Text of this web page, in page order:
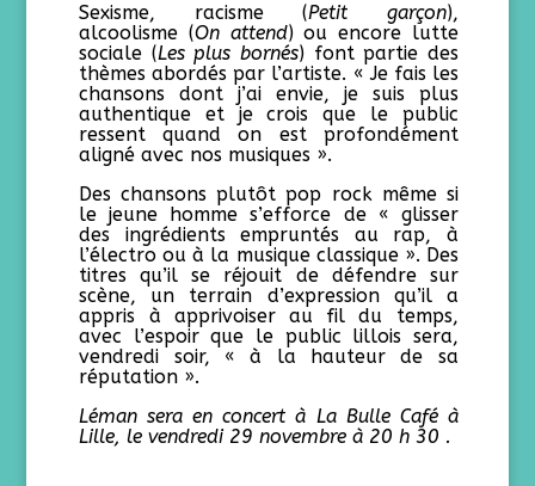
Sexisme, racisme (Petit garçon),
alcoolisme (On attend) ou encore lutte
sociale (Les plus bornés) font partie des
thèmes abordés par l’artiste. « Je fais les
chansons dont j’ai envie, je suis plus
authentique et je crois que le public
ressent quand on est profondément
aligné avec nos musiques ».
Des chansons plutôt pop rock même si
le jeune homme s’efforce de « glisser
des ingrédients empruntés au rap, à
l’électro ou à la musique classique ». Des
titres qu’il se réjouit de défendre sur
scène, un terrain d’expression qu’il a
appris à apprivoiser au fil du temps,
avec l’espoir que le public lillois sera,
vendredi soir, « à la hauteur de sa
réputation ».
Léman sera en concert à La Bulle Café à
Lille, le vendredi 29 novembre à 20 h 30 .